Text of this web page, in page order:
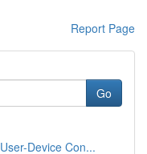
Report Page
Go
Device Con...